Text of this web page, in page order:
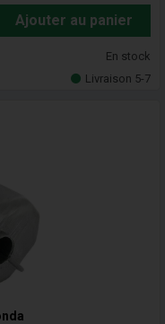
Ajouter au panier
En stock
Livraison 5-7